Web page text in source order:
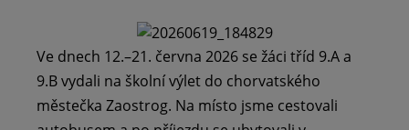
Ve dnech 12.–21. června 2026 se žáci tříd 9.A a
9.B vydali na školní výlet do chorvatského
městečka Zaostrog. Na místo jsme cestovali